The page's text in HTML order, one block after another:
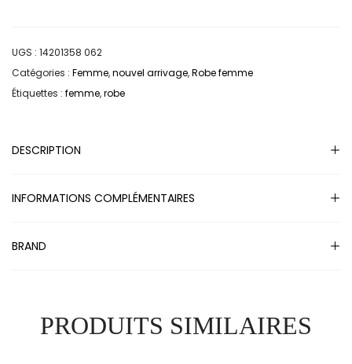
UGS : 14201358 062
Catégories : Femme,nouvel arrivage,Robe femme
Étiquettes : femme,robe
DESCRIPTION
INFORMATIONS COMPLÉMENTAIRES
BRAND
PRODUITS SIMILAIRES